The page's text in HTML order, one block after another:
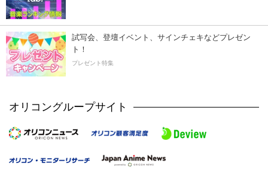
試写会、登壇イベント、サインチェキなどプレゼン
ト！
プレゼント特集
オリコングループサイト